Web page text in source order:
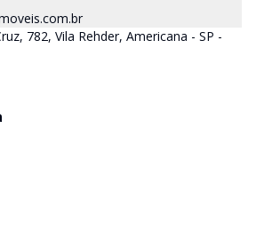
782, Vila Rehder, Americana - SP -